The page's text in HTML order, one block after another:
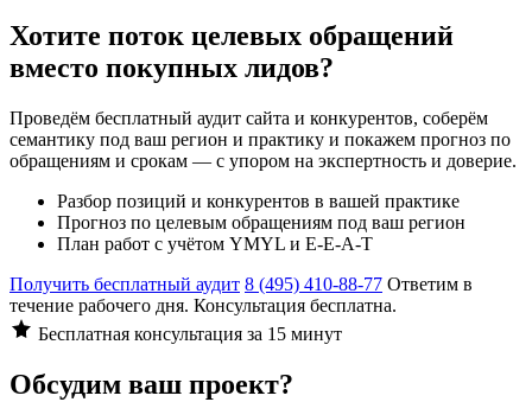
Хотите поток целевых обращений
вместо покупных лидов?
Проведём бесплатный аудит сайта и конкурентов, соберём
семантику под ваш регион и практику и покажем прогноз по
обращениям и срокам — с упором на экспертность и доверие.
Разбор позиций и конкурентов в вашей практике
Прогноз по целевым обращениям под ваш регион
План работ с учётом YMYL и E-E-A-T
Получить бесплатный аудит 8 (495) 410-88-77 Ответим в
течение рабочего дня. Консультация бесплатна.
Бесплатная консультация за 15 минут
Обсудим ваш проект?